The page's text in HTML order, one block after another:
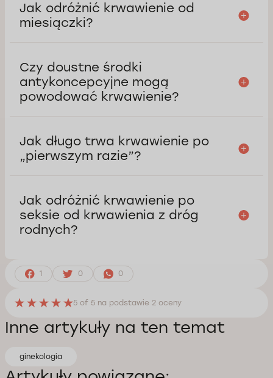
Jak odróżnić krwawienie od
miesiączki?
Czy doustne środki
antykoncepcyjne mogą
powodować krwawienie?
Jak długo trwa krwawienie po
„pierwszym razie”?
Jak odróżnić krwawienie po
seksie od krwawienia z dróg
rodnych?
1 0 0
5 of 5 na podstawie 2 oceny
Inne artykuły na ten temat
ginekologia